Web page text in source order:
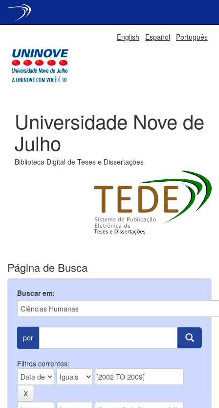
English Español Português
Universidade Nove de
Julho
Biblioteca Digital de Teses e Dissertações
Página de Busca
Buscar em:
por
Filtros correntes: